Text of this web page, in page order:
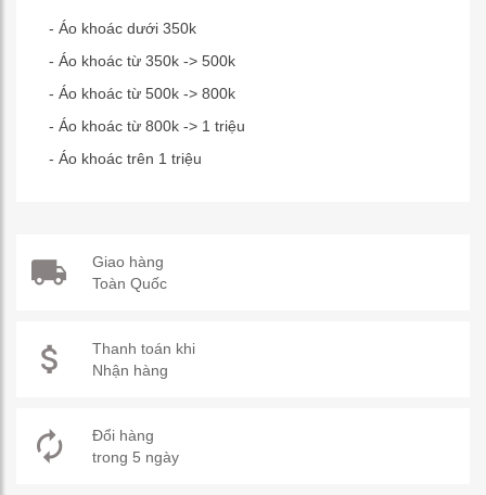
- Áo khoác dưới 350k
- Áo khoác từ 350k -> 500k
- Áo khoác từ 500k -> 800k
- Áo khoác từ 800k -> 1 triệu
- Áo khoác trên 1 triệu
Giao hàng
Toàn Quốc
Thanh toán khi
Nhận hàng
Đổi hàng
trong 5 ngày